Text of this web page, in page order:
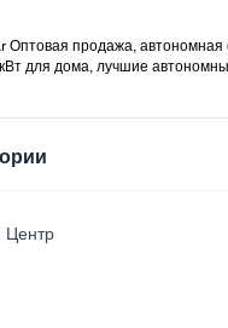
Оптовая продажа, автономная
для дома, лучшие
Центр